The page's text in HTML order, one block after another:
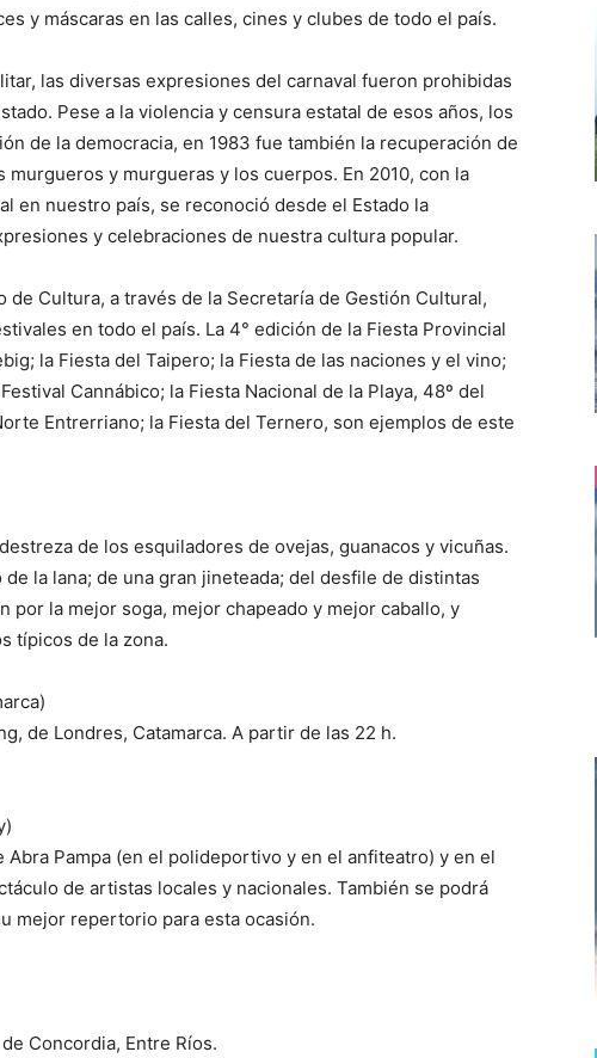
y máscaras en las calles, cines y clubes de todo el país.
las diversas expresiones del carnaval fueron prohibidas
Pese a la violencia y censura estatal de esos años, los
de la democracia, en 1983 fue también la recuperación de
y murgueras y los cuerpos. En 2010, con la
en nuestro país, se reconoció desde el Estado la
y celebraciones de nuestra cultura popular.
Cultura, a través de la Secretaría de Gestión Cultural,
en todo el país. La 4° edición de la Fiesta Provincial
la Fiesta del Taipero; la Fiesta de las naciones y el vino;
Cannábico; la Fiesta Nacional de la Playa, 48º del
Entrerriano; la Fiesta del Ternero, son ejemplos de este
de los esquiladores de ovejas, guanacos y vicuñas.
la lana; de una gran jineteada; del desfile de distintas
por la mejor soga, mejor chapeado y mejor caballo, y
típicos de la zona.
de Londres, Catamarca. A partir de las 22 h.
Abra Pampa (en el polideportivo y en el anfiteatro) y en el
de artistas locales y nacionales. También se podrá
mejor repertorio para esta ocasión.
Concordia, Entre Ríos.